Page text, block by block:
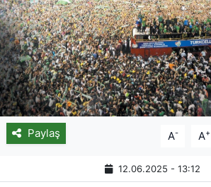
Paylaş A- A+
12.06.2025 - 13:12